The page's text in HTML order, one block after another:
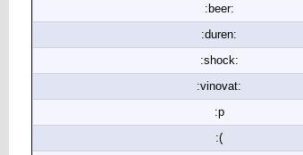
:beer:
:duren:
:shock:
:vinovat:
:p
:(